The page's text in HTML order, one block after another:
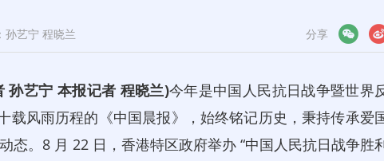
孙艺宁 程晓兰 分享
微博
孙艺宁 本报记者 程晓兰)今年是中国人民抗日战争暨世界
载风雨历程的《中国晨报》，始终铭记历史，秉持传承爱
态。8 月 22 日，香港特区政府举办 “中国人民抗日战争胜